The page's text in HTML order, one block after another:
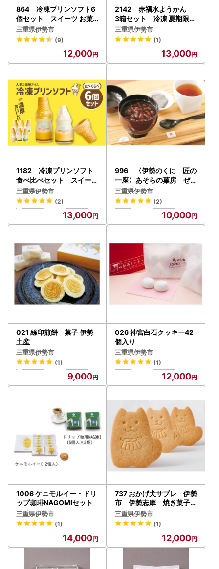
864 冷凍プリンソフト6
個セット スイーツ お菓
子 伊勢志摩 瓶入り デザー
ト 洋菓子 おやつ カラメル
アイスクリーム ギフト 贈
三重県伊勢市
(9)
12,000
2142 赤福水ようかん
3箱セット 冷凍 夏期限定
スイーツ 餡 お菓子 和菓子
伊勢市
三重県伊勢市
(1)
13,000
1182 冷凍プリンソフト
食べ比べセット スイーツ
お菓子 伊勢志摩 瓶入り デ
ザート 洋菓子 おやつ カラ
メル アイスクリーム ギフ
三重県伊勢市
(2)
13,000
996 〈伊勢のくに 匠の
一座〉あそらの菓房 ぜん
ざいさん（6袋入） 自家
製 小豆 雅 スイーツ あんこ
甘味 甘さひかえめ 手作り
三重県伊勢市
(2)
10,000
021 絲印煎餅 菓子 伊勢
土産
三重県伊勢市
(1)
9,000
026 神宮白石クッキー42
個入り
三重県伊勢市
(1)
12,000
1006 ケニモルイー・ドリ
ップ珈琲NAGOMIセット
三重県伊勢市
(1)
14,000
737 おかげ犬サブレ 伊勢
市 伊勢志摩 焼き菓子
お菓子 スイーツ サブ
レ
三重県伊勢市
(1)
12,000